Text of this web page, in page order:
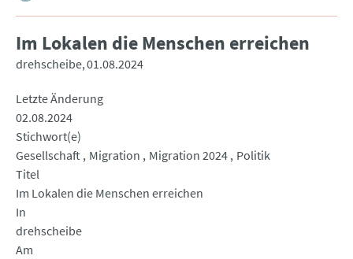
Im Lokalen die Menschen erreichen
drehscheibe 01.08.2024
Letzte Änderung
02.08.2024
Stichwort(e)
Gesellschaft Migration Migration 2024 Politik
Titel
Im Lokalen die Menschen erreichen
In
drehscheibe
Am